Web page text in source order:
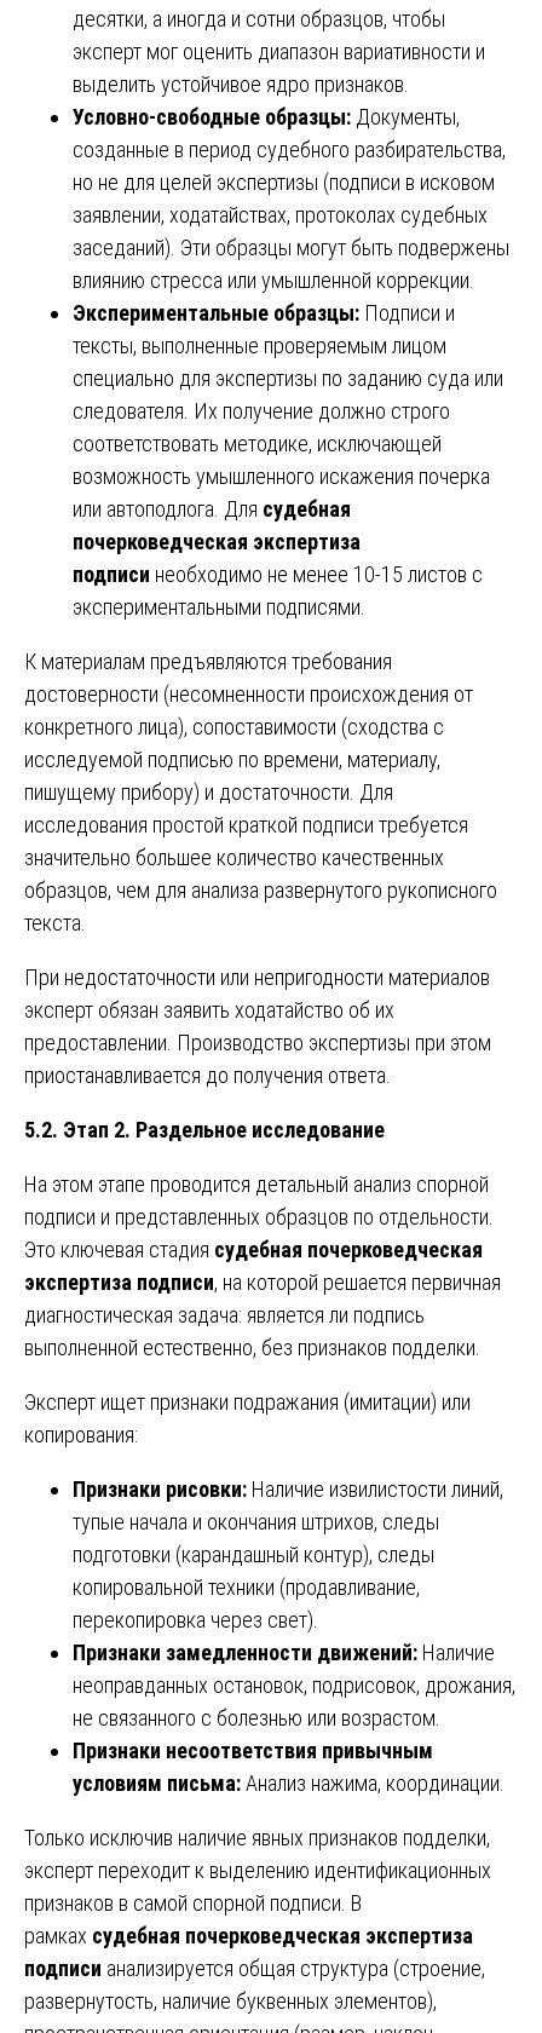
десятки, а иногда и сотни образцов, чтобы
эксперт мог оценить диапазон вариативности и
выделить устойчивое ядро признаков.
Условно-свободные образцы: Документы,
созданные в период судебного разбирательства,
но не для целей экспертизы (подписи в исковом
заявлении, ходатайствах, протоколах судебных
заседаний). Эти образцы могут быть подвержены
влиянию стресса или умышленной коррекции.
Экспериментальные образцы: Подписи и
тексты, выполненные проверяемым лицом
специально для экспертизы по заданию суда или
следователя. Их получение должно строго
соответствовать методике, исключающей
возможность умышленного искажения почерка
или автоподлога. Для судебная
почерковедческая экспертиза
подписи необходимо не менее 10-15 листов с
экспериментальными подписями.
К материалам предъявляются требования
достоверности (несомненности происхождения от
конкретного лица), сопоставимости (сходства с
исследуемой подписью по времени, материалу,
пишущему прибору) и достаточности. Для
исследования простой краткой подписи требуется
значительно большее количество качественных
образцов, чем для анализа развернутого рукописного
текста.
При недостаточности или непригодности материалов
эксперт обязан заявить ходатайство об их
предоставлении. Производство экспертизы при этом
приостанавливается до получения ответа.
5.2. Этап 2. Раздельное исследование
На этом этапе проводится детальный анализ спорной
подписи и представленных образцов по отдельности.
Это ключевая стадия судебная почерковедческая
экспертиза подписи, на которой решается первичная
диагностическая задача: является ли подпись
выполненной естественно, без признаков подделки.
Эксперт ищет признаки подражания (имитации) или
копирования:
Признаки рисовки: Наличие извилистости линий,
тупые начала и окончания штрихов, следы
подготовки (карандашный контур), следы
копировальной техники (продавливание,
перекопировка через свет).
Признаки замедленности движений: Наличие
неоправданных остановок, подрисовок, дрожания,
не связанного с болезнью или возрастом.
Признаки несоответствия привычным
условиям письма:Анализ нажима, координации.
Только исключив наличие явных признаков подделки,
эксперт переходит к выделению идентификационных
признаков в самой спорной подписи. В
рамках судебная почерковедческая экспертиза
подписи анализируется общая структура (строение,
развернутость, наличие буквенных элементов),